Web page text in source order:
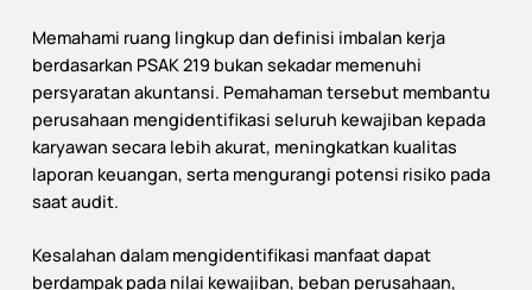
Memahami ruang lingkup dan definisi imbalan kerja
berdasarkan PSAK 219 bukan sekadar memenuhi
persyaratan akuntansi. Pemahaman tersebut membantu
perusahaan mengidentifikasi seluruh kewajiban kepada
karyawan secara lebih akurat, meningkatkan kualitas
laporan keuangan, serta mengurangi potensi risiko pada
saat audit.
Kesalahan dalam mengidentifikasi manfaat dapat
berdampak pada nilai kewajiban, beban perusahaan,